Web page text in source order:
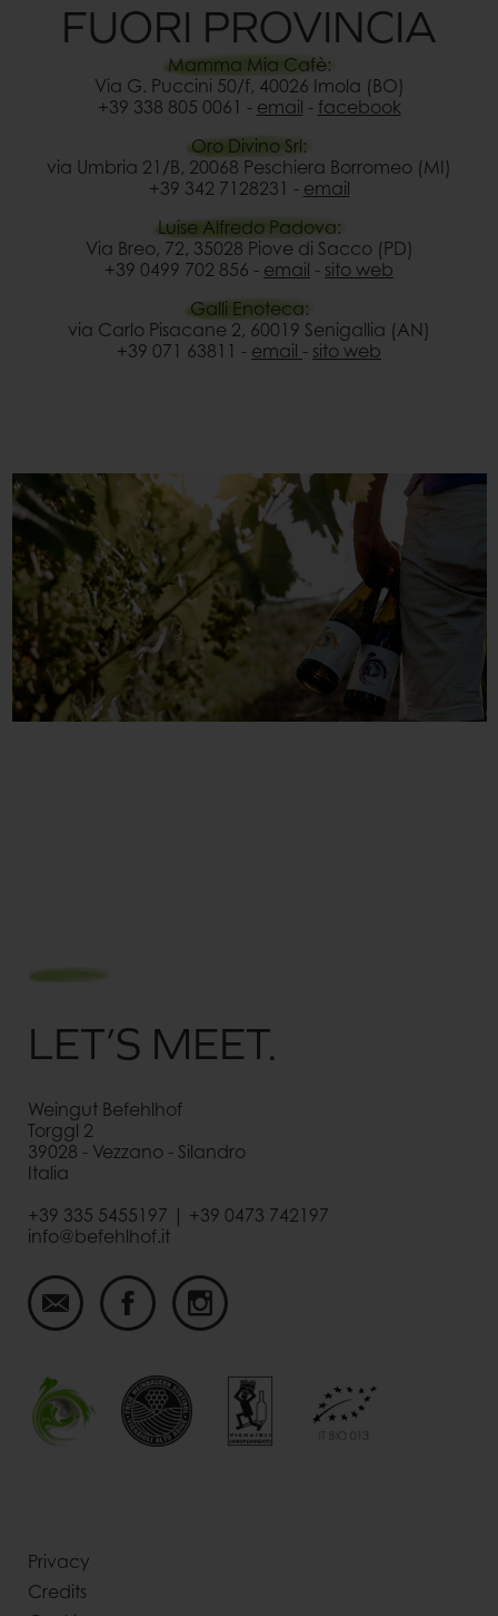
FUORI PROVINCIA
Mamma Mia Cafè:
Via G. Puccini 50/f, 40026 Imola (BO)
+39 338 805 0061 - email - facebook
Oro Divino Srl:
via Umbria 21/B, 20068 Peschiera Borromeo (MI)
+39 342 7128231 - email
Luise Alfredo Padova:
Via Breo, 72, 35028 Piove di Sacco (PD)
+39 0499 702 856 - email - sito web
Galli Enoteca:
via Carlo Pisacane 2, 60019 Senigallia (AN)
+39 071 63811 - email - sito web
LET’S MEET.
Weingut Befehlhof
Torggl 2
39028 - Vezzano - Silandro
Italia
+39 335 5455197 | +39 0473 742197
info@befehlhof.it
Privacy
Credits